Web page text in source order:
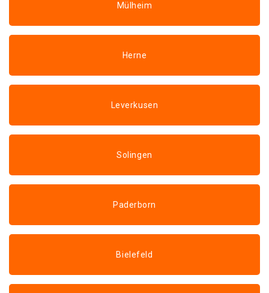
Mülheim
Herne
Leverkusen
Solingen
Paderborn
Bielefeld